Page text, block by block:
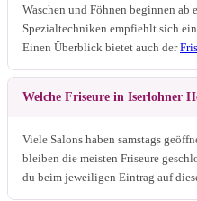
Waschen und Föhnen beginnen
Spezialtechniken empfiehlt sich
Einen Überblick bietet auch der
Welche Friseure in Iserlohner
Viele Salons haben samstags
bleiben die meisten Friseure
du beim jeweiligen Eintrag auf